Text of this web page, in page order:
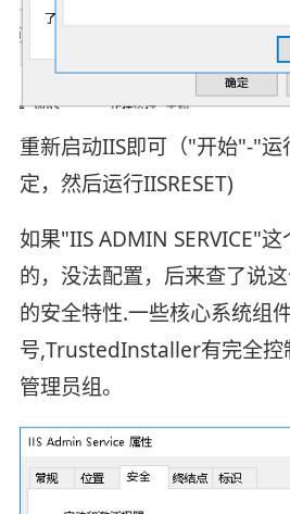
重新启动IIS即可（"开始"-"
定，然后运行IISRESET)
如果"IIS ADMIN SERVICE"
的，没法配置，后来查了说
的安全特性.一些核心系统组
号,TrustedInstaller有完全控
管理员组。